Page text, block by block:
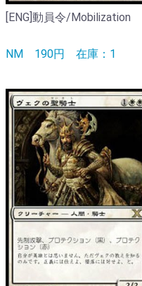
[ENG]動員令/Mobilization
NM 190円 在庫：1